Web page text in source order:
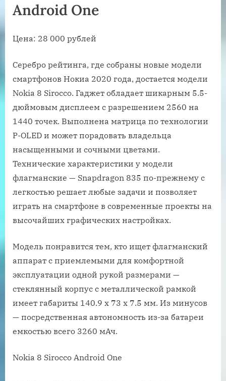
Android One
Цена: 28 000 рублей
Серебро рейтинга, где собраны новые модели
смартфонов Нокиа 2020 года, достается модели
Nokia 8 Sirocco. Гаджет обладает шикарным 5.5-
дюймовым дисплеем с разрешением 2560 на
1440 точек. Выполнена матрица по технологии
P-OLED и может порадовать владельца
насыщенными и сочными цветами.
Технические характеристики у модели
флагманские — Snapdragon 835 по-прежнему с
легкостью решает любые задачи и позволяет
играть на смартфоне в современные проекты на
высочайших графических настройках.
Модель понравится тем, кто ищет флагманский
аппарат с приемлемыми для комфортной
эксплуатации одной рукой размерами —
стеклянный корпус с металлической рамкой
имеет габариты 140.9 x 73 x 7.5 мм. Из минусов
— посредственная автономность из-за батареи
емкостью всего 3260 мАч.
Nokia 8 Sirocco Android One